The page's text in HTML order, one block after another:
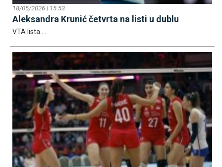
18/05/2026 | 15:53
Aleksandra Krunić četvrta na listi u dublu
VTA lista....